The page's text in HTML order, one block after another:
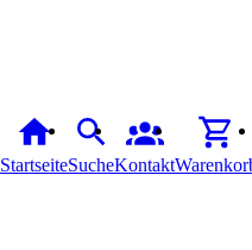
StartseiteSucheKontakt